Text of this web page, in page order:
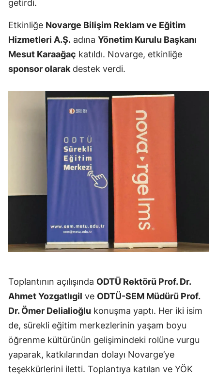
Giresun
Gümüşhane
Hatay
Isparta
Mersin
İstanbul
İzmir
Kars
Kastamonu
Kayseri
Kırklareli
Kocaeli
Konya
Kütahya
Malatya
Manisa
getirdi.
Etkinliğe Novarge Bilişim Reklam ve Eğitim
Hizmetleri A.Ş. adına Yönetim Kurulu Başkanı
Mesut Karaağaç katıldı. Novarge, etkinliğe
sponsor olarak destek verdi.
Toplantının açılışında ODTÜ Rektörü Prof. Dr.
Ahmet Yozgatlıgil ve ODTÜ-SEM Müdürü Prof.
Dr. Ömer Delialioğlu konuşma yaptı. Her iki isim
de, sürekli eğitim merkezlerinin yaşam boyu
öğrenme kültürünün gelişimindeki rolüne vurgu
yaparak, katkılarından dolayı Novarge’ye
teşekkürlerini iletti. Toplantıya katılan ve YÖK